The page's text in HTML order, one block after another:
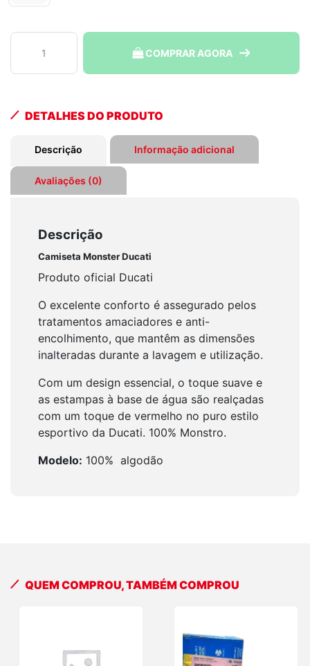
Camiseta
Ducati
Monster
COMPRAR AGORA
DETALHES DO PRODUTO
Descrição Informação adicional
Avaliações (0)
Descrição
Camiseta Monster Ducati
Produto oficial Ducati
O excelente conforto é assegurado pelos
tratamentos amaciadores e anti-
encolhimento, que mantêm as dimensões
inalteradas durante a lavagem e utilização.
Com um design essencial, o toque suave e
as estampas à base de água são realçadas
com um toque de vermelho no puro estilo
esportivo da Ducati. 100% Monstro.
Modelo: 100% algodão
QUEM COMPROU, TAMBÉM COMPROU